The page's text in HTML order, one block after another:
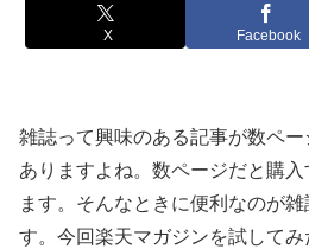
X Facebook
雑誌って興味のある記事が数ペー
ありますよね。数ページだと購
ます。そんなときに便利なのが
す。今回楽天マガジンを試してみ